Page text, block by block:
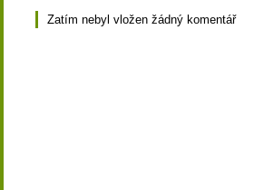
Zatím nebyl vložen žádný komentář